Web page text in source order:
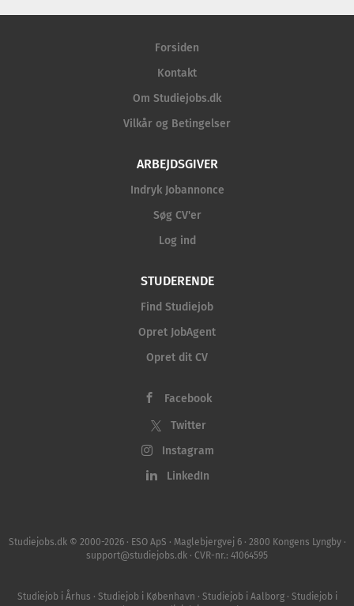
Forsiden
Kontakt
Om Studiejobs.dk
Vilkår og Betingelser
ARBEJDSGIVER
Indryk Jobannonce
Søg CV'er
Log ind
STUDERENDE
Find Studiejob
Opret JobAgent
Opret dit CV
Facebook
Twitter
Instagram
LinkedIn
Studiejobs.dk © 2000-2026 · ESO ApS · Maglebjergvej 6 · 2800 Kongens Lyngby ·
support@studiejobs.dk · CVR-nr.: 41064595
Studiejob i Århus · Studiejob i København · Studiejob i Aalborg· Studiejob i